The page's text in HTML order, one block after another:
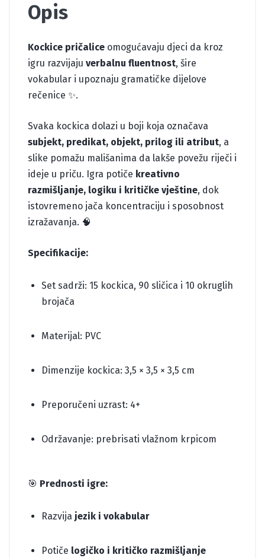
Opis
Kockice pričalice omogućavaju djeci da kroz
igru razvijaju verbalnu fluentnost, šire
vokabular i upoznaju gramatičke dijelove
rečenice ✨.
Svaka kockica dolazi u boji koja označava
subjekt, predikat, objekt, prilog ili atribut, a
slike pomažu mališanima da lakše povežu riječi i
ideje u priču. Igra potiče kreativno
razmišljanje, logiku i kritičke vještine, dok
istovremeno jača koncentraciju i sposobnost
izražavanja. 🧠
Specifikacije:
Set sadrži: 15 kockica, 90 sličica i 10 okruglih
brojača
Materijal: PVC
Dimenzije kockica: 3,5 × 3,5 × 3,5 cm
Preporučeni uzrast: 4+
Održavanje: prebrisati vlažnom krpicom
🎯 Prednosti igre:
Razvija jezik i vokabular
Potiče logičko i kritičko razmišljanje